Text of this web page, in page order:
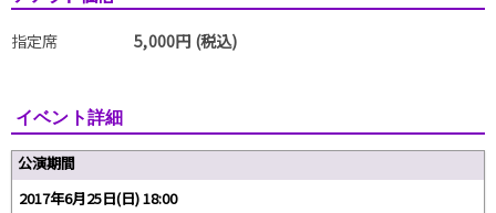
指定席 5,000円 (税込)
イベント詳細
公演期間
2017年6月25日(日) 18:00